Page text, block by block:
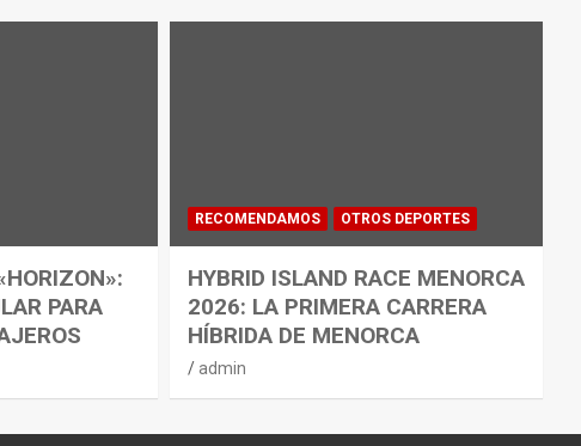
PARA
RECOMENDAMOS OTROS DEPORTES
HYBRID ISLAND RACE MENORCA
2026: LA PRIMERA CARRERA
HÍBRIDA DE MENORCA
admin